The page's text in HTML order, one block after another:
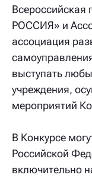
РОССИЯ» и
ассоциация
выступать
учреждения,
мероприятий
В Конкурсе
Российской
включительно